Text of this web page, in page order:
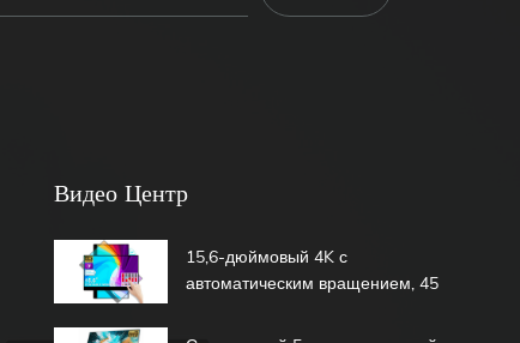
Видео Центр
15,6-дюймовый 4K с
автоматическим вращением, 45
1,07b, 100% DCI-P3, встроенный